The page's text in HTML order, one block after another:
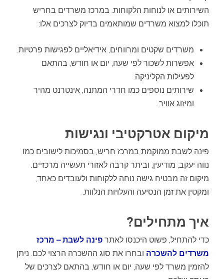
השירותים או לנוחות הלקוחות. במרכז משרדים בחריש
תוכלו למצוא משרדים שמותאמים בדיוק לצרכים אלו:
משרדים שקטים ומרווחים, אידיאליים לפגישות פרטיות.
אפשרות לשכור לפי שעה, יום או חודש, בהתאם
לפעילות הקליניקה.
שירותים נוספים כמו חדרי המתנה, אינטרנט מהיר
ומיזוג אוויר.
מיקום אטרקטיבי ונגישות
פינה לשבת ממוקמת במרכז חריש, בסמיכות לישובים כמו
נווה יעקב, מודיעין, וביתר קרבה לאזורי תעשייה מרכזיים.
מיקום זה מבטיח גישה נוחה ללקוחות ולעובדים כאחד,
ומקטין את זמן הנסיעה והעלויות הנלוות.
איך מתחילים?
כדי להתחיל, פשוט היכנסו לאתר פינה לשבת – מרכז
משרדים להשכרה ובחרו את סוג ההשכרה הרצוי לכם. ניתן
להזמין משרד לפי שעה, יום או חודש, בהתאם לצרכים של